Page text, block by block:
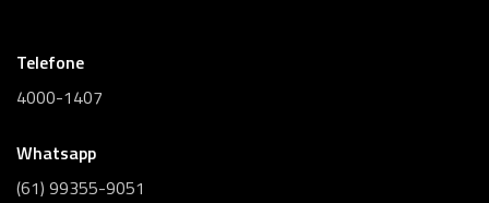
Telefone
4000-1407
Whatsapp
(61) 99355-9051